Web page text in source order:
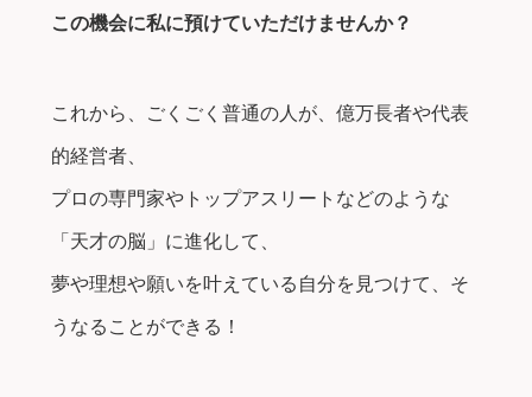
この機会に私に預けていただけませんか？
これから、ごくごく普通の人が、億万長者や代表
的経営者、
プロの専門家やトップアスリートなどのような
「天才の脳」に進化して、
夢や理想や願いを叶えている自分を見つけて、そ
うなることができる！